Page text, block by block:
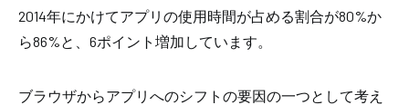
2014年にかけてアプリの使用時間が占める割合が80%か
ら86%と、6ポイント増加しています。
ブラウザからアプリへのシフトの要因の一つとして考え